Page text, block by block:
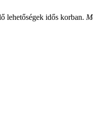
lehetőségek idős korban.